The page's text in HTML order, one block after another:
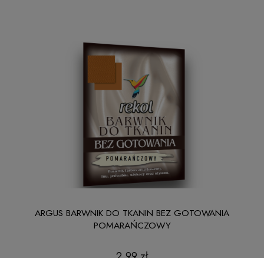
ARGUS BARWNIK DO TKANIN BEZ GOTOWANIA
POMARAŃCZOWY